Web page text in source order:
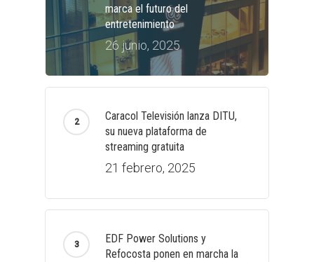
marca el futuro del
entretenimiento
26 junio, 2025
Caracol Televisión lanza DITU,
su nueva plataforma de
streaming gratuita
21 febrero, 2025
EDF Power Solutions y
Refocosta ponen en marcha la